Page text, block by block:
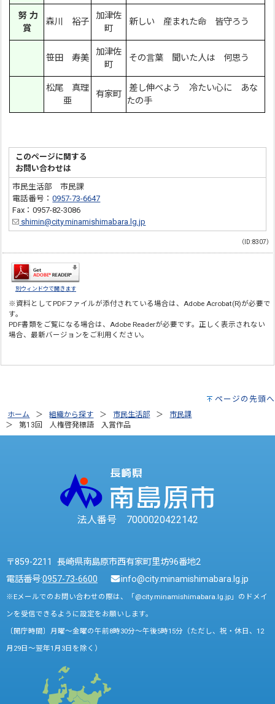
努 力
賞
森川 裕子
加津佐
町
新しい 産まれた命 皆守ろう
笹田 寿美
加津佐
町
その言葉 聞いた人は 何思う
松尾 真理
亜
有家町
差し伸べよう 冷たい心に あな
たの手
このページに関する
お問い合わせは
市民生活部 市民課
電話番号：0957-73-6647
Fax：0957-82-3086
shimin@city.minamishimabara.lg.jp
（ID:8307）
別ウィンドウで開きます
※資料としてPDFファイルが添付されている場合は、Adobe Acrobat(R)が必要で
す。
PDF書類をご覧になる場合は、Adobe Readerが必要です。正しく表示されない
場合、最新バージョンをご利用ください。
ページの先頭へ
ホーム 組織から探す 市民生活部
市民課
第13回 人権啓発標語 入賞作品
法人番号 7000020422142
〒859-2211 長崎県南島原市西有家町里坊96番地2
電話番号:0957-73-6600 info@city.minamishimabara.lg.jp
※Eメールでのお問い合わせの際は、「@city.minamishimabara.lg.jp」のドメイ
ンを受信できるように設定をお願いします。
〔開庁時間〕月曜～金曜の午前8時30分～午後5時15分（ただし、祝・休日、12
月29日～翌年1月3日を除く）